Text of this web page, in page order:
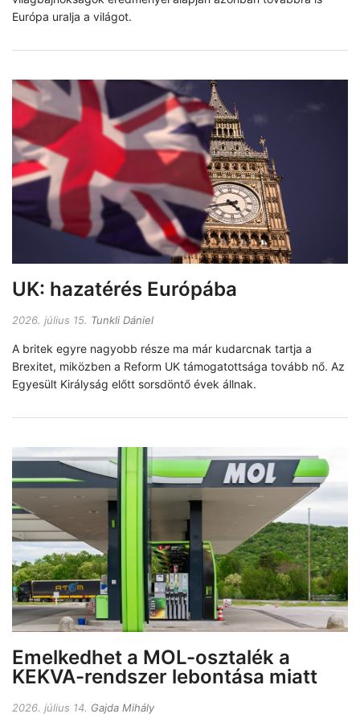
Európa uralja a világot.
UK: hazatérés Európába
2026. július 15. Tunkli Dániel
A britek egyre nagyobb része ma már kudarcnak tartja a
Brexitet, miközben a Reform UK támogatottsága tovább nő. Az
Egyesült Királyság előtt sorsdöntő évek állnak.
Emelkedhet a MOL-osztalék a
KEKVA-rendszer lebontása miatt
2026. július 14. Gajda Mihály